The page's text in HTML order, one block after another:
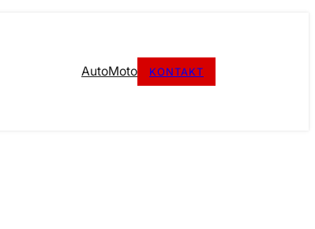
AutoMoto KONTAKT